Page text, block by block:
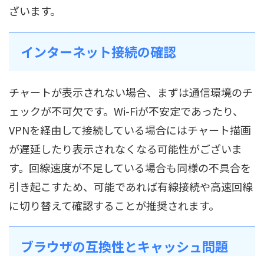
ざいます。
インターネット接続の確認
チャートが表示されない場合、まずは通信環境のチ
ェックが不可欠です。Wi-Fiが不安定であったり、
VPNを経由して接続している場合にはチャート描画
が遅延したり表示されなくなる可能性がございま
す。回線速度が不足している場合も同様の不具合を
引き起こすため、可能であれば有線接続や高速回線
に切り替えて確認することが推奨されます。
ブラウザの互換性とキャッシュ問題